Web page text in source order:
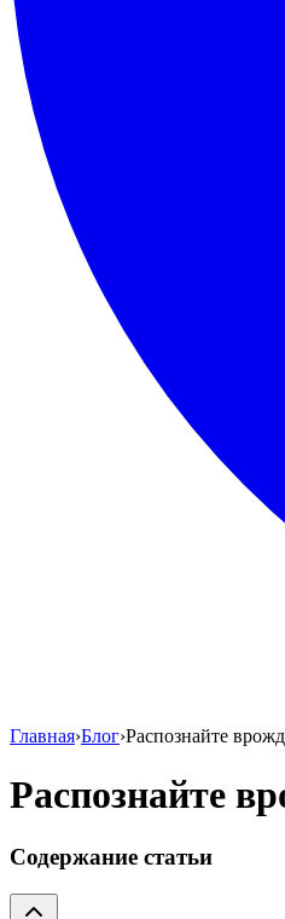
Главная›Блог›Распознайте
Распознайте
Содержание статьи